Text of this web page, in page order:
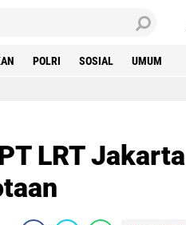
POLRI SOSIAL UMUM
LRT Jakarta